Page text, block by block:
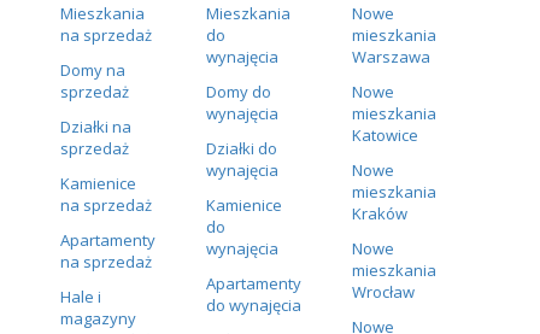
Mieszkania
na sprzedaż
Domy na
sprzedaż
Działki na
sprzedaż
Kamienice
na sprzedaż
Apartamenty
na sprzedaż
Hale i
magazyny
Mieszkania
do
wynajęcia
Domy do
wynajęcia
Działki do
wynajęcia
Kamienice
do
wynajęcia
Apartamenty
do wynajęcia
Nowe
mieszkania
Warszawa
Nowe
mieszkania
Katowice
Nowe
mieszkania
Kraków
Nowe
mieszkania
Wrocław
Nowe